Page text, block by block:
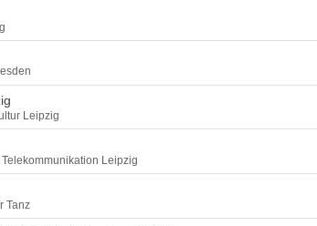
Leipzig
Leipzig
Tanz